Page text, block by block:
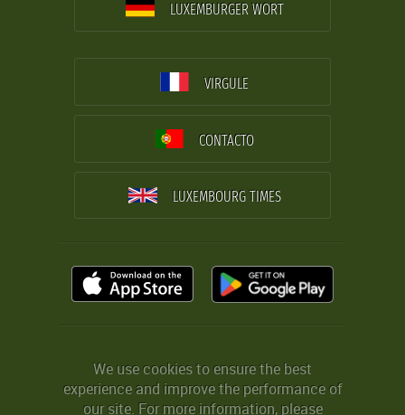
LUXEMBURGER WORT
VIRGULE
CONTACTO
LUXEMBOURG TIMES
We use cookies to ensure the best
experience and improve the performance of
our site. For more information, please